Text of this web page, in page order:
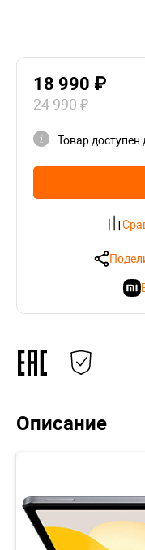
18 990 ₽
24 990 ₽
Товар доступен
Описание